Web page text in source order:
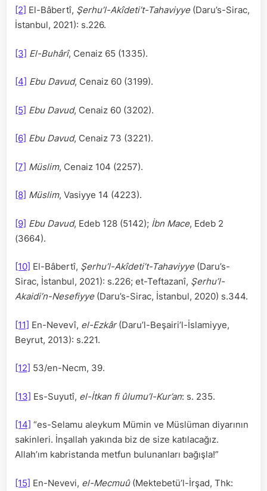
[2] El-Bâbertî, Şerhu’l-Akîdeti’t-Tahaviyye(Daru’s-Sirac,
İstanbul, 2021): s.226.
[3] El-Buhârî, Cenaiz 65 (1335).
[4] Ebu Davud, Cenaiz 60 (3199).
[5] Ebu Davud, Cenaiz 60 (3202).
[6] Ebu Davud, Cenaiz 73 (3221).
[7] Müslim, Cenaiz 104 (2257).
[8] Müslim, Vasiyye 14 (4223).
[9] Ebu Davud, Edeb 128 (5142); İbn Mace, Edeb 2
(3664).
[10] El-Bâbertî, Şerhu’l-Akîdeti’t-Tahaviyye(Daru’s-
Sirac, İstanbul, 2021): s.226; et-Teftazanî, Şerhu’l-
Akaidi’n-Nesefiyye(Daru’s-Sirac, İstanbul, 2020) s.344.
[11] En-Nevevî, el-Ezkâr(Daru’l-Beşairi’l-İslamiyye,
Beyrut, 2013): s.221.
[12] 53/en-Necm, 39.
[13] Es-Suyutî, el-İtkan fi ûlumu’l-Kur’an: s. 235.
[14] “es-Selamu aleykum Mümin ve Müslüman diyarının
sakinleri. İnşallah yakında biz de size katılacağız.
Allah’ım kabristanda metfun bulunanları bağışla!”
[15] En-Nevevi, el-Mecmuû(Mektebetü’l-İrşad, Thk: